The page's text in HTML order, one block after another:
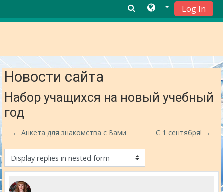
Skip to main content
Log In
Новости сайта
Набор учащихся на новый учебный
год
← Анкета для знакомства с Вами С 1 сентября! →
Display mode